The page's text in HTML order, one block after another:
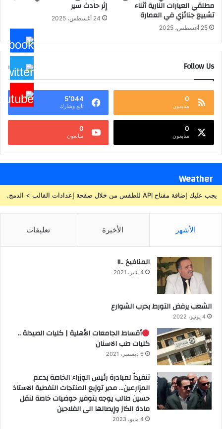
مطلقي العيارات النارية أثناء
تشييع جنائزي في العمارة
25 أغسطس، 2025
إثر حادث سير
24 أغسطس، 2025
Follow Us
0
متابعون
5٬044
تابع وشارك
0
متابعون
0
متابعون
Weather
يجب عليك إضافة مفتاح API للطقس من خلال صفحة إعدادات القالب > الدمج.
الأشهر الأخيرة تعليقات
المنافيخ ..!!
4 يناير، 2021
الشعب يرفض التورط بحرب الشوارع
4 يونيو، 2022
أقساط الجامعات الأهلية | كليات الصيدلة ..
كليات طب الاسنان
6 ديسمبر، 2021
تنفيذاً لمبادرة رئيس الوزراء الخاصة بدعم
المزارعين… مدير توزيع المنتجات النفطية الاستاذ
حسين طالب يوجه بتوفير حوضيات خاصة لنقل
مادة الكاز وإيصالها الى الفلاحين
4 مايو، 2023